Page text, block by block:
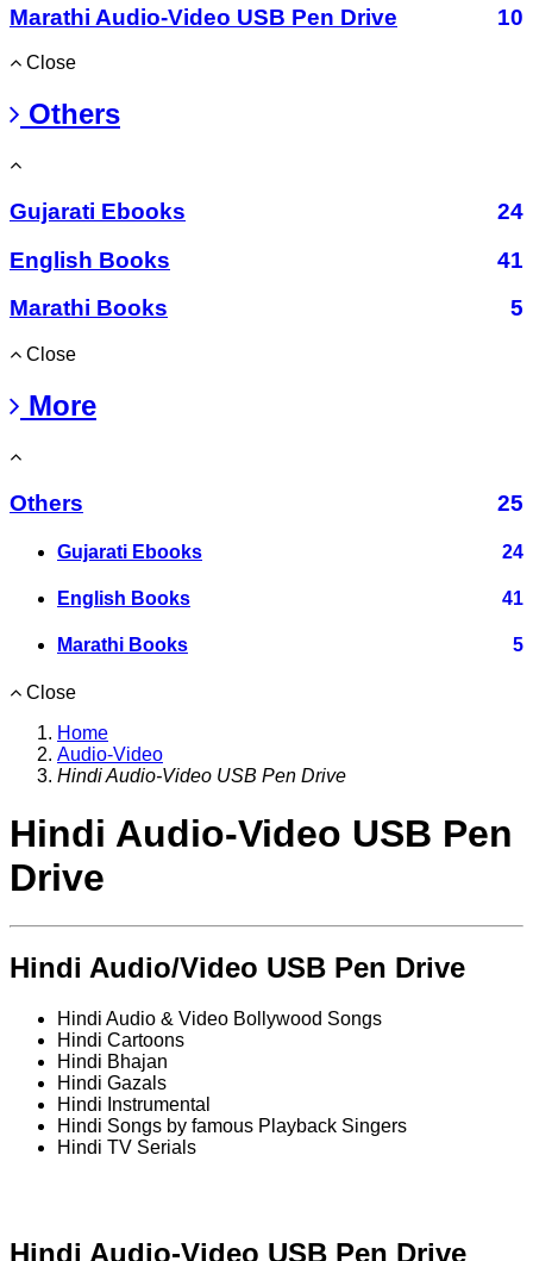
Marathi Audio-Video USB Pen Drive
10
Close
Others
Gujarati Ebooks
24
English Books
41
Marathi Books
5
Close
More
Others 25
Gujarati Ebooks 24
English Books 41
Marathi Books 5
Close
Home
Audio-Video
Hindi Audio-Video USB Pen Drive
Hindi Audio-Video USB Pen
Drive
Hindi Audio/Video USB Pen Drive
Hindi Audio & Video Bollywood Songs
Hindi Cartoons
Hindi Bhajan
Hindi Gazals
Hindi Instrumental
Hindi Songs by famous Playback Singers
Hindi TV Serials
Hindi Audio-Video USB Pen Drive